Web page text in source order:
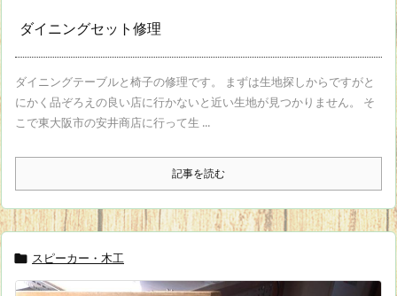
ダイニングセット修理
ダイニングテーブルと椅子の修理です。 まずは生地探しからですがと
にかく品ぞろえの良い店に行かないと近い生地が見つかりません。 そ
こで東大阪市の安井商店に行って生 ...
記事を読む
 スピーカー・木工